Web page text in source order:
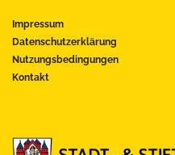
Impressum
Datenschutzerklärung
Nutzungsbedingungen
Kontakt